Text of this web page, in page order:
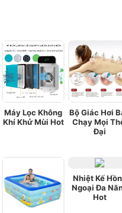
Máy Lọc Không
Khí Khử Mùi Hot
Bộ Giác Hơi
Chạy Mọi
Đại
Nhiệt Kế
Ngoại Đa
Hot